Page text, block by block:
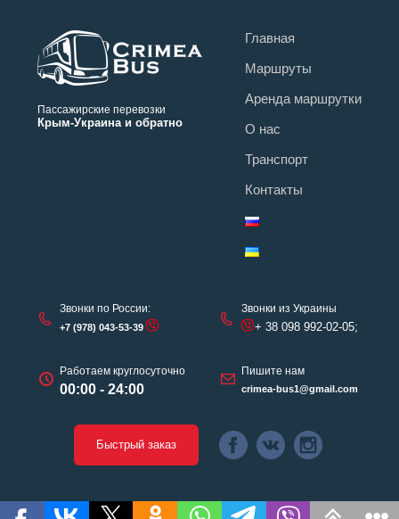
Пассажирские перевозки
Крым-Украина и обратно
Главная
Маршруты
Аренда маршрутки
О нас
Транспорт
Контакты
Звонки по России:
+7 (978) 043-53-39
Работаем круглосуточно
00:00 - 24:00
Звонки из Украины
+ 38 098 992-02-05;
Пишите нам
crimea-bus1@gmail.com
Быстрый заказ